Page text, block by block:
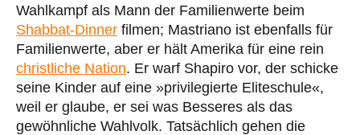
Wahlkampf als Mann der Familienwerte beim
Shabbat-Dinner filmen; Mastriano ist ebenfalls für
Familienwerte, aber er hält Amerika für eine rein
christliche Nation. Er warf Shapiro vor, der schicke
seine Kinder auf eine »privilegierte Eliteschule«,
weil er glaube, er sei was Besseres als das
gewöhnliche Wahlvolk. Tatsächlich gehen die